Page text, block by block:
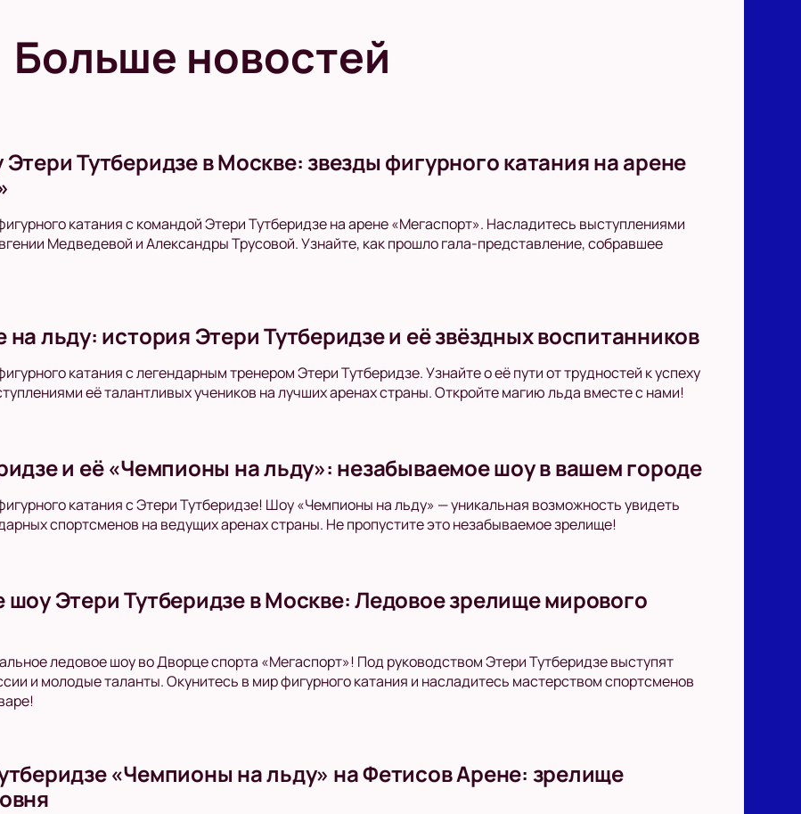
Больше новостей
Тутберидзе в Москве: звезды фигурного катания на арене
катания с командой Этери Тутберидзе на арене «Мегаспорт». Насладитесь выступлениями
Медведевой и Александры Трусовой. Узнайте, как прошло гала-представление, собравшее
на льду: история Этери Тутберидзе и её звёздных воспитанников
катания с легендарным тренером Этери Тутберидзе. Узнайте о её пути от трудностей к успеху
её талантливых учеников на лучших аренах страны. Откройте магию льда вместе с нами!
и её «Чемпионы на льду»: незабываемое шоу в вашем городе
катания с Этери Тутберидзе! Шоу «Чемпионы на льду» — уникальная возможность увидеть
спортсменов на ведущих аренах страны. Не пропустите это незабываемое зрелище!
шоу Этери Тутберидзе в Москве: Ледовое зрелище мирового
ледовое шоу во Дворце спорта «Мегаспорт»! Под руководством Этери Тутберидзе выступят
и молодые таланты. Окунитесь в мир фигурного катания и насладитесь мастерством спортсменов
«Чемпионы на льду» на Фетисов Арене: зрелище